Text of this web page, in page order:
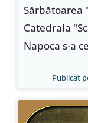
Sărbătoarea
Catedrala
Napoca s-a
Publicat